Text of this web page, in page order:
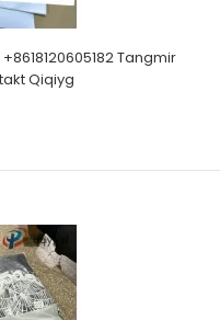
Tangmir
Qiqiyg